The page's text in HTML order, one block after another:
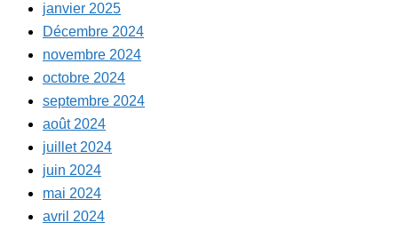
janvier 2025
Décembre 2024
novembre 2024
octobre 2024
septembre 2024
août 2024
juillet 2024
juin 2024
mai 2024
avril 2024